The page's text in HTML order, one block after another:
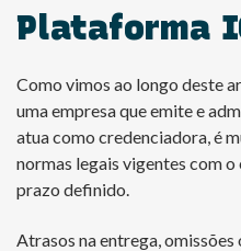
Plataforma
Como vimos ao longo deste
uma empresa que emite e
atua como credenciadora, é
normas legais vigentes com
prazo definido.
Atrasos na entrega,